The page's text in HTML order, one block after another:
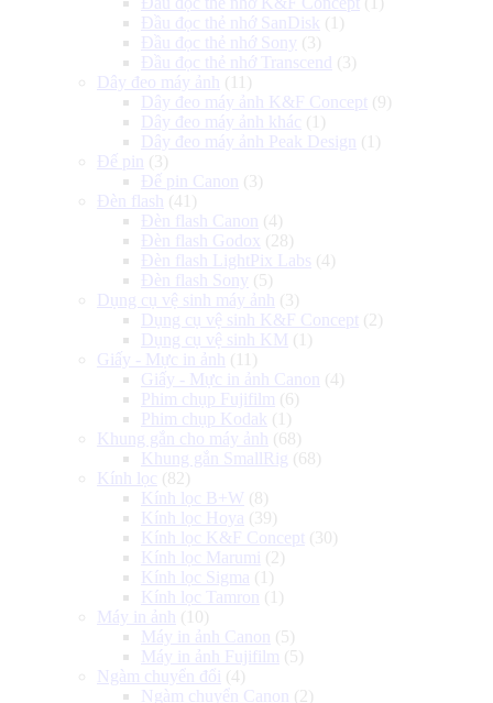
Đầu đọc thẻ nhớ SanDisk (1)
Đầu đọc thẻ nhớ Sony (3)
Đầu đọc thẻ nhớ Transcend
(3)
Dây đeo máy ảnh
(11)
Dây đeo máy ảnh K&F Concept (9)
Dây đeo máy ảnh khác (1)
Dây đeo máy ảnh Peak Design
(1)
Đế pin
(3)
Đế pin Canon
(3)
Đèn flash
(41)
Đèn flash Canon
(4)
Đèn flash Godox (28)
Đèn flash LightPix Labs (4)
Đèn flash Sony (5)
Dụng cụ vệ sinh máy ảnh
(3)
Dụng cụ vệ sinh K&F Concept (2)
Dụng cụ vệ sinh KM (1)
Giấy - Mực in ảnh
(11)
Giấy - Mực in ảnh Canon
(4)
Phim chụp Fujifilm (6)
Phim chụp Kodak (1)
Khung gắn cho máy ảnh
(68)
Khung gắn SmallRig (68)
Kính lọc (82)
Kính lọc B+W (8)
Kính lọc Hoya (39)
Kính lọc K&F Concept (30)
Kính lọc Marumi (2)
Kính lọc Sigma (1)
Kính lọc Tamron
(1)
Máy in ảnh
(10)
Máy in ảnh Canon
(5)
Máy in ảnh Fujifilm (5)
Ngàm chuyển đổi (4)
Ngàm chuyển Canon
(2)